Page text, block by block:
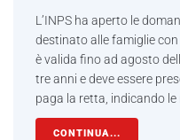
L’INPS ha aperto le
destinato alle famiglie
è valida fino ad agosto
tre anni e deve essere
paga la retta, indicando le
CONTINUA...